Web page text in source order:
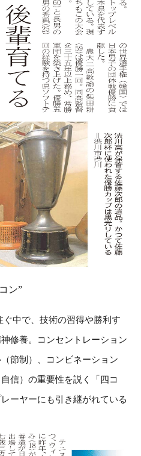
ン”
中で、技術の習得や勝利す
修養。コンセントレーション
節制）、コンビネーション
信）の重要性を説く「四コ
ーヤーにも引き継がれている